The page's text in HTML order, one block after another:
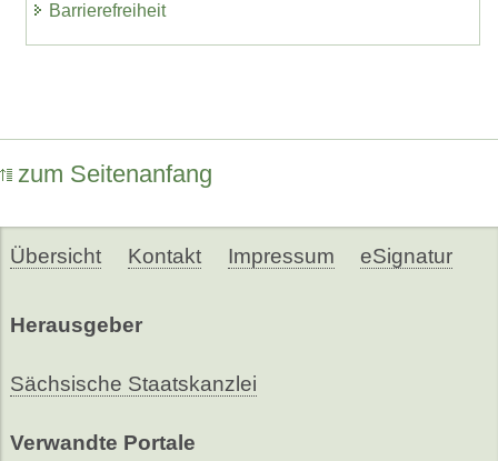
Barrierefreiheit
zum Seitenanfang
Übersicht Kontakt Impressum eSignatur
Herausgeber
Sächsische Staatskanzlei
Verwandte Portale